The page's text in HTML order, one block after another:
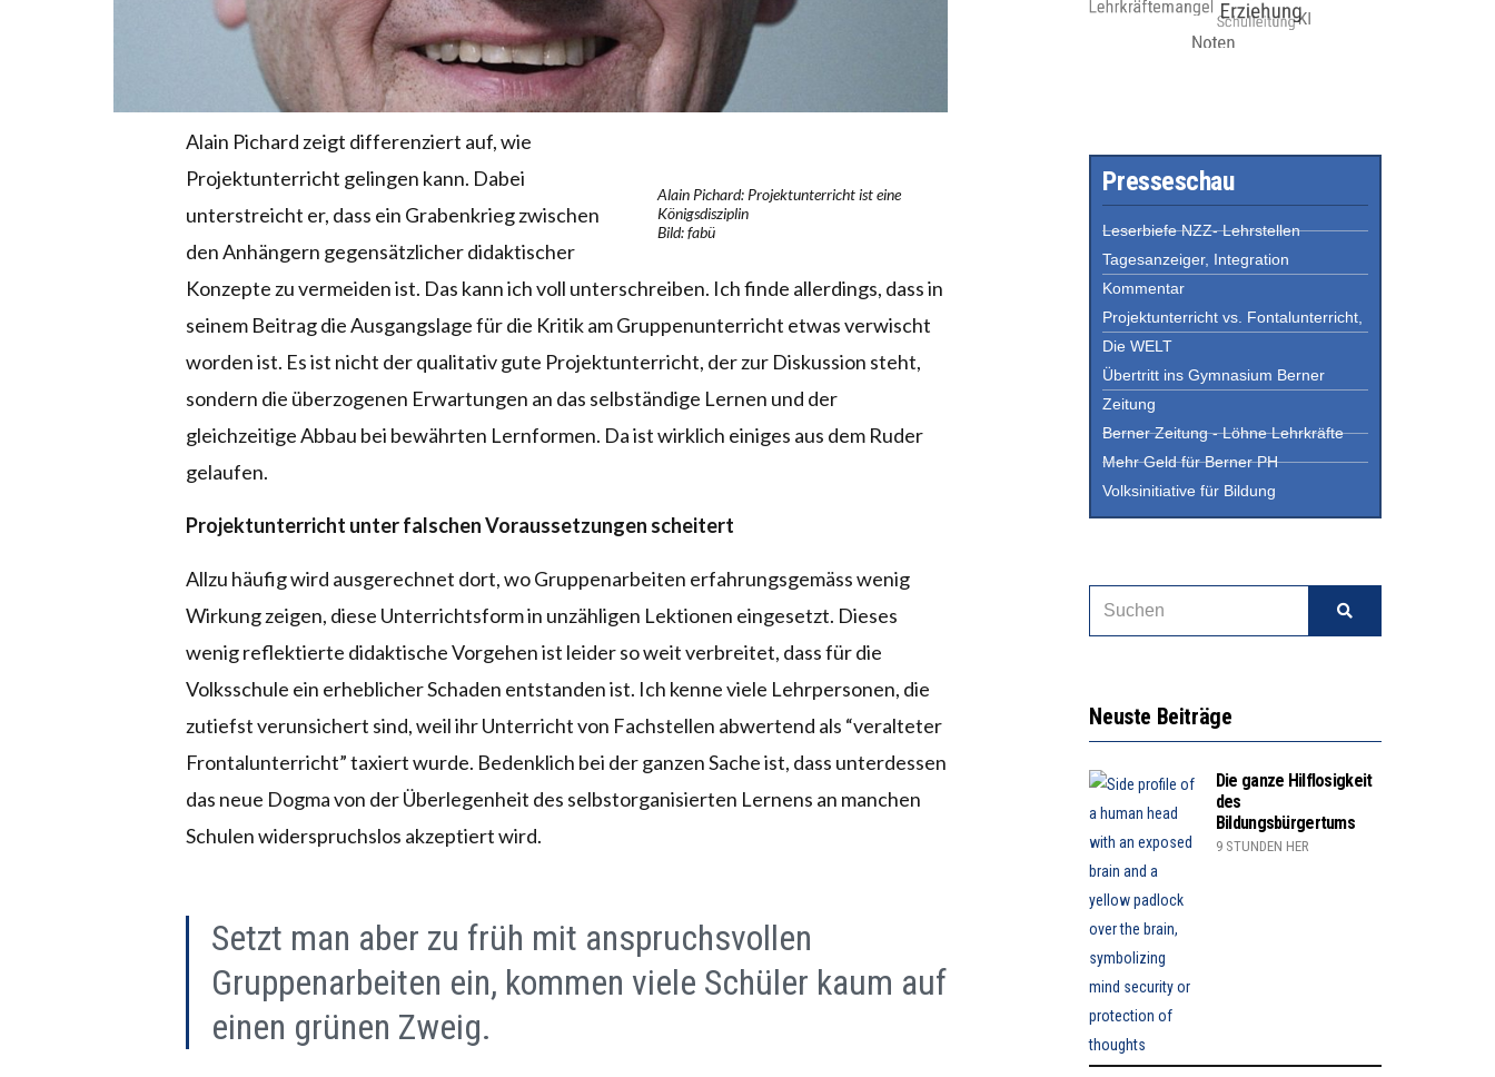
Alain Pichard: Projektunterricht ist eine
Königsdisziplin
Bild: fabü
Alain Pichard zeigt differenziert auf, wie
Projektunterricht gelingen kann. Dabei
unterstreicht er, dass ein Grabenkrieg zwischen
den Anhängern gegensätzlicher didaktischer
Konzepte zu vermeiden ist. Das kann ich voll unterschreiben. Ich finde allerdings, dass in
seinem Beitrag die Ausgangslage für die Kritik am Gruppenunterricht etwas verwischt
worden ist. Es ist nicht der qualitativ gute Projektunterricht, der zur Diskussion steht,
sondern die überzogenen Erwartungen an das selbständige Lernen und der
gleichzeitige Abbau bei bewährten Lernformen. Da ist wirklich einiges aus dem Ruder
gelaufen.
Projektunterricht unter falschen Voraussetzungen scheitert
Allzu häufig wird ausgerechnet dort, wo Gruppenarbeiten erfahrungsgemäss wenig
Wirkung zeigen, diese Unterrichtsform in unzähligen Lektionen eingesetzt. Dieses
wenig reflektierte didaktische Vorgehen ist leider so weit verbreitet, dass für die
Volksschule ein erheblicher Schaden entstanden ist. Ich kenne viele Lehrpersonen, die
zutiefst verunsichert sind, weil ihr Unterricht von Fachstellen abwertend als “veralteter
Frontalunterricht” taxiert wurde. Bedenklich bei der ganzen Sache ist, dass unterdessen
das neue Dogma von der Überlegenheit des selbstorganisierten Lernens an manchen
Schulen widerspruchslos akzeptiert wird.
Setzt man aber zu früh mit anspruchsvollen
Gruppenarbeiten ein, kommen viele Schüler kaum auf
einen grünen Zweig.
Presseschau
Leserbiefe NZZ- Lehrstellen
Tagesanzeiger, Integration
Kommentar
Projektunterricht vs. Fontalunterricht,
Die WELT
Übertritt ins Gymnasium Berner
Zeitung
Berner Zeitung - Löhne Lehrkräfte
Mehr Geld für Berner PH
Volksinitiative für Bildung
Neuste Beiträge
Die ganze Hilflosigkeit
des
Bildungsbürgertums
9 STUNDEN HER